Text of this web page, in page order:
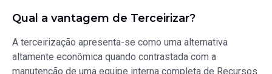
Qual a vantagem de Terceirizar?
A terceirização apresenta-se como uma alternativa
altamente econômica quando contrastada com a
manutenção de uma equipe interna completa de Recursos